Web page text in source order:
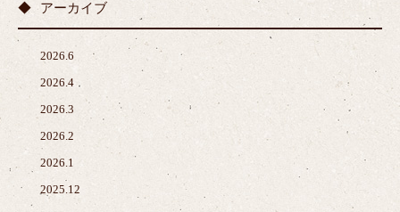
アーカイブ
2026.6
2026.4
2026.3
2026.2
2026.1
2025.12